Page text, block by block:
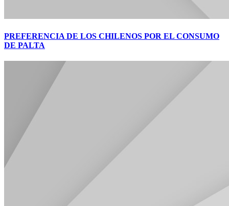
PREFERENCIA DE LOS CHILENOS POR EL CONSUMO
DE PALTA